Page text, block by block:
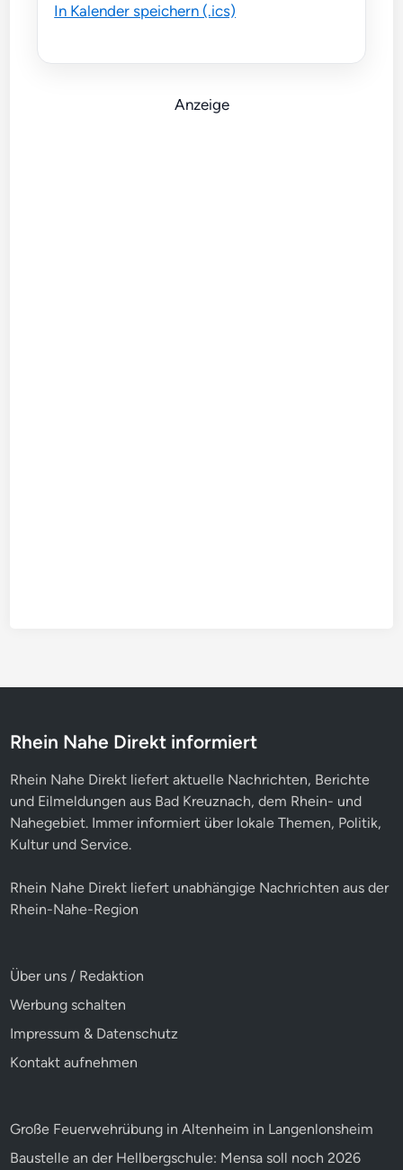
In Kalender speichern (.ics)
Anzeige
Rhein Nahe Direkt informiert
Rhein Nahe Direkt liefert aktuelle Nachrichten, Berichte
und Eilmeldungen aus Bad Kreuznach, dem Rhein- und
Nahegebiet. Immer informiert über lokale Themen, Politik,
Kultur und Service.
Rhein Nahe Direkt liefert unabhängige Nachrichten aus der
Rhein-Nahe-Region
Über uns / Redaktion
Werbung schalten
Impressum & Datenschutz
Kontakt aufnehmen
Große Feuerwehrübung in Altenheim in Langenlonsheim
Baustelle an der Hellbergschule: Mensa soll noch 2026